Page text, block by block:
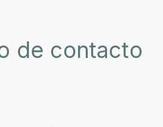
de contacto